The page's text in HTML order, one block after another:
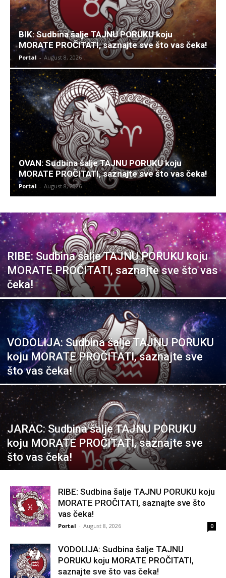
BIK: Sudbina šalje TAJNU PORUKU koju
MORATE PROČITATI, saznajte sve što vas čeka!
Portal - August 8, 2026
OVAN: Sudbina šalje TAJNU PORUKU koju
MORATE PROČITATI, saznajte sve što vas čeka!
Portal - August 8, 2026
RIBE: Sudbina šalje TAJNU PORUKU koju
MORATE PROČITATI, saznajte sve što vas
čeka!
VODOLIJA: Sudbina šalje TAJNU PORUKU
koju MORATE PROČITATI, saznajte sve
što vas čeka!
JARAC: Sudbina šalje TAJNU PORUKU
koju MORATE PROČITATI, saznajte sve
što vas čeka!
RIBE: Sudbina šalje TAJNU PORUKU koju
MORATE PROČITATI, saznajte sve što
vas čeka!
Portal - August 8, 2026 0
VODOLIJA: Sudbina šalje TAJNU
PORUKU koju MORATE PROČITATI,
saznajte sve što vas čeka!